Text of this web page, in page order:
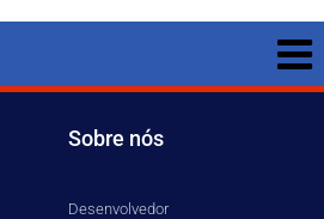
Sobre nós
Desenvolvedor